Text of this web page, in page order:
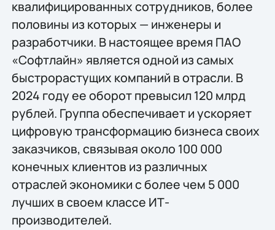
квалифицированных сотрудников, более
половины из которых — инженеры и
разработчики. В настоящее время ПАО
«Софтлайн» является одной из самых
быстрорастущих компаний в отрасли. В
2024 году ее оборот превысил 120 млрд
рублей. Группа обеспечивает и ускоряет
цифровую трансформацию бизнеса своих
заказчиков, связывая около 100 000
конечных клиентов из различных
отраслей экономики с более чем 5 000
лучших в своем классе ИТ-
производителей.